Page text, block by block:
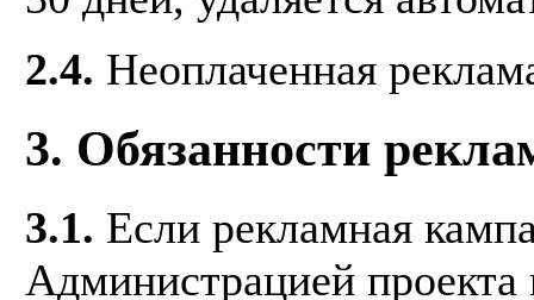
2.4. Неоплаченная
3. Обязанности
3.1. Если рекламная
Администрацией проекта